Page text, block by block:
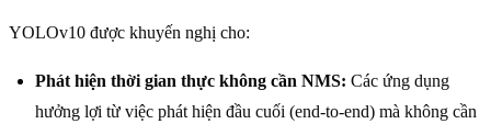
YOLOv10 được khuyến nghị cho:
Phát hiện thời gian thực không cần NMS: Các ứng dụng
hưởng lợi từ việc phát hiện đầu cuối (end-to-end) mà không cần